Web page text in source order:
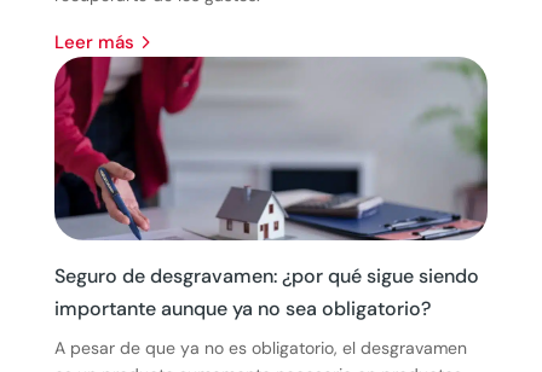
leer más
Seguro de desgravamen: ¿por qué sigue siendo
importante aunque ya no sea obligatorio?
A pesar de que ya no es obligatorio, el desgravamen